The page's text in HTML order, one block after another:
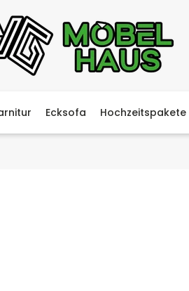
Ecksofa Hochzeitspakete